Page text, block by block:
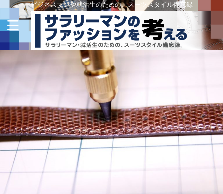
ビジネスマンや就活生のための、スーツスタイル備忘録